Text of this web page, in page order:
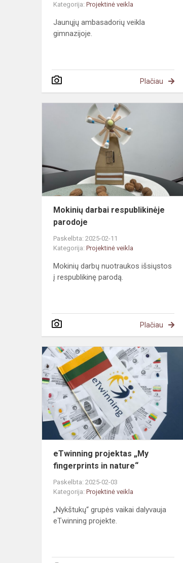
Kategorija: Projektinė veikla
Jaunųjų ambasadorių veikla
gimnazijoje.
Plačiau
Mokinių darbai respublikinėje
parodoje
Paskelbta: 2025-02-11
Kategorija: Projektinė veikla
Mokinių darbų nuotraukos išsiųstos
į respublikinę parodą.
Plačiau
eTwinning projektas „My
fingerprints in nature“
Paskelbta: 2025-02-03
Kategorija: Projektinė veikla
„Nykštukų“ grupės vaikai dalyvauja
eTwinning projekte.